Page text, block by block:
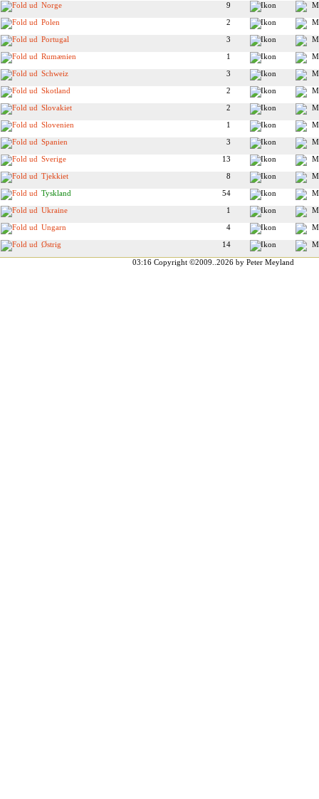
Norge
9
Polen
2
Portugal
3
Rumænien
1
Schweiz
3
Skotland
2
Slovakiet
2
Slovenien
1
Spanien
3
Sverige
13
Tjekkiet
8
Tyskland
54
Ukraine
1
Ungarn
4
Østrig
14
03:16Copyright ©2009..2026 by Peter Meyland